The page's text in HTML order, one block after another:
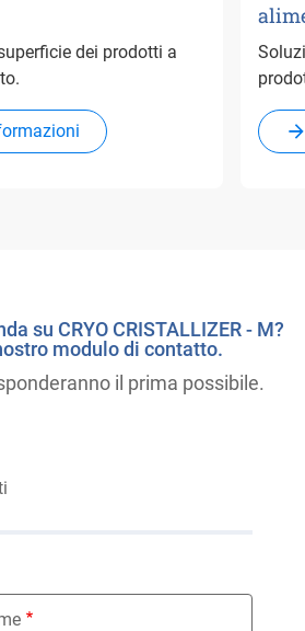
dei prodotti a
su CRYO CRISTALLIZER - M?
modulo di contatto.
il prima possibile.